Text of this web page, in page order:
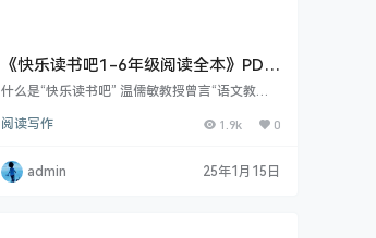
《快乐读书吧1-6年级阅读全本》PDF
格式
什么是“快乐读书吧” 温儒敏教授曾言“语文教
“读书的种子”，教材除了“教读课文”“自读课
读书吧”是“课外阅读进课程”的一个代表性新栏
目，是统编版教…
阅读写作 1.9k 0
admin 25年1月15日